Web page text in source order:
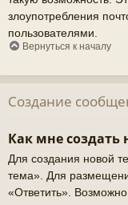
злоупотребления
пользователями.
Вернуться к началу
Создание
Как мне
Для создания новой
тема». Для
«Ответить».